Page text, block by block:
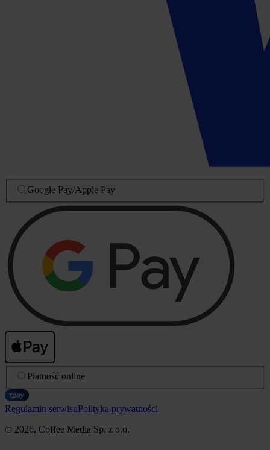
Google Pay/Apple Pay
Płatność online
Regulamin serwisuPolityka prywatności
© 2026, Coffee Media Sp. z o.o.